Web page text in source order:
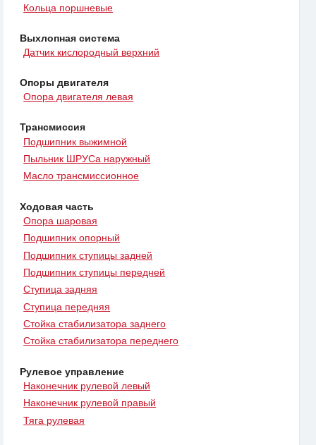
Кольца поршневые
Выхлопная система
Датчик кислородный верхний
Опоры двигателя
Опора двигателя левая
Трансмиссия
Подшипник выжимной
Пыльник ШРУСа наружный
Масло трансмиссионное
Ходовая часть
Опора шаровая
Подшипник опорный
Подшипник ступицы задней
Подшипник ступицы передней
Ступица задняя
Ступица передняя
Стойка стабилизатора заднего
Стойка стабилизатора переднего
Рулевое управление
Наконечник рулевой левый
Наконечник рулевой правый
Тяга рулевая